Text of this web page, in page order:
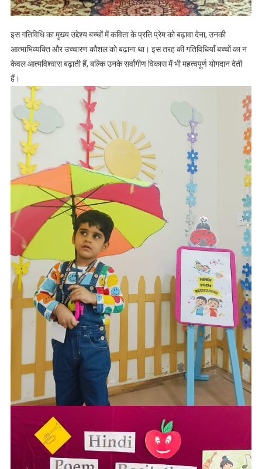
इस गतिविधि का मुख्य उद्देश्य बच्चों में कविता के प्रति प्रेम को बढ़ावा देना, उनकी
आत्माभिव्यक्ति और उच्चारण कौशल को बढ़ाना था। इस तरह की गतिविधियाँ बच्चों का न
केवल आत्मविश्वास बढ़ाती हैं, बल्कि उनके सर्वांगीण विकास में भी महत्वपूर्ण योगदान देती
हैं।